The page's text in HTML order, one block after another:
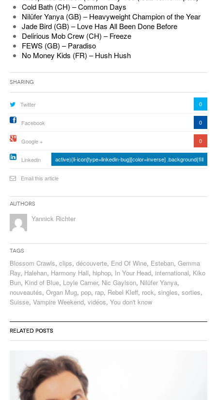
Cold Bath (CH) – Common Days
Nilüfer Yanya (GB) – Heavyweight Champion of the Year
Jade Bird (GB) – Love Has All Been Done Before
Delirious Mob Crew (CH) – Freeze
FEWS (GB) – Paradiso
No Money Kids (FR) – Hush Hush
Sharing
Twitter 0
Facebook 0
Google + 0
Linkedin active){li-icon[type=linkedin-bug][color=inverse] .background{fill
Email this article
Authors
Yannick Richter
Tags
Blossom Crawls, clips, découverte, End Of Wine, Esteban, Gemma
Ray, Halehan, Harmony Hall, hiphop, In Your Head, international, Kiko
Bun, Kind of Blue, Loyle Carner, Nic Gaylson, Nilüfer Yanya,
nouveautés, Organ Mug, pop, rap, Rebel Kleff, rock, singles, sorties,
Suisse, Vampire Weekend, vidéos, You don't know
RELATED POSTS